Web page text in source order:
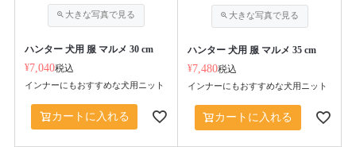
ハンター 犬用 服 マルメ 30 cm
¥7,040税込
インナーにもおすすめな犬用ニット
カートに入れる
ハンター 犬用 服 マルメ 35 cm
¥7,480税込
インナーにもおすすめな犬用ニット
カートに入れる